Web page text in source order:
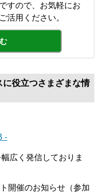
すので、お気軽にお
活用ください。
役立つさまざまな情
-
広く発信しておりま
開催のお知らせ（参加